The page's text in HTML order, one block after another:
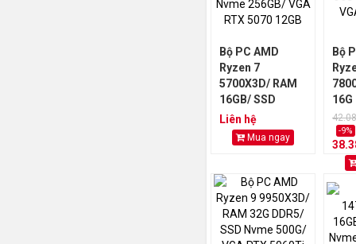
Bộ PC AMD
Ryzen 7
5700X3D/ RAM
16GB/ SSD
Nvme 256GB/
VGA RTX 5070
12GB
Liên hệ
Mua ngay
Bộ
16G
-9%